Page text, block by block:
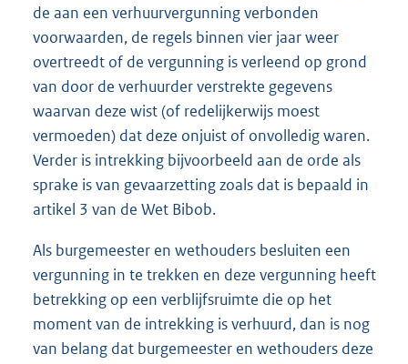
de aan een verhuurvergunning verbonden
voorwaarden, de regels binnen vier jaar weer
overtreedt of de vergunning is verleend op grond
van door de verhuurder verstrekte gegevens
waarvan deze wist (of redelijkerwijs moest
vermoeden) dat deze onjuist of onvolledig waren.
Verder is intrekking bijvoorbeeld aan de orde als
sprake is van gevaarzetting zoals dat is bepaald in
artikel 3 van de Wet Bibob.
Als burgemeester en wethouders besluiten een
vergunning in te trekken en deze vergunning heeft
betrekking op een verblijfsruimte die op het
moment van de intrekking is verhuurd, dan is nog
van belang dat burgemeester en wethouders deze